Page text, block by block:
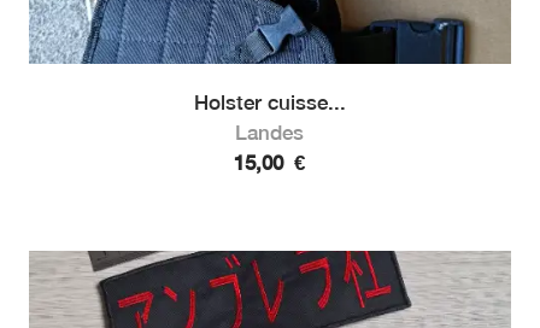
Holster cuisse...
Landes
15,00 €